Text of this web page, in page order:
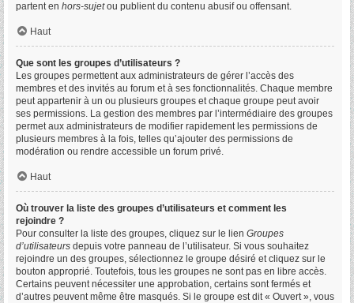
partent en hors-sujetou publient du contenu abusif ou offensant.
Haut
Que sont les groupes d’utilisateurs ?
Les groupes permettent aux administrateurs de gérer l’accès des
membres et des invités au forum et à ses fonctionnalités. Chaque membre
peut appartenir à un ou plusieurs groupes et chaque groupe peut avoir
ses permissions. La gestion des membres par l’intermédiaire des groupes
permet aux administrateurs de modifier rapidement les permissions de
plusieurs membres à la fois, telles qu’ajouter des permissions de
modération ou rendre accessible un forum privé.
Haut
Où trouver la liste des groupes d’utilisateurs et comment les
rejoindre ?
Pour consulter la liste des groupes, cliquez sur le lien Groupes
d’utilisateurs depuis votre panneau de l’utilisateur. Si vous souhaitez
rejoindre un des groupes, sélectionnez le groupe désiré et cliquez sur le
bouton approprié. Toutefois, tous les groupes ne sont pas en libre accès.
Certains peuvent nécessiter une approbation, certains sont fermés et
d’autres peuvent même être masqués. Si le groupe est dit « Ouvert », vous